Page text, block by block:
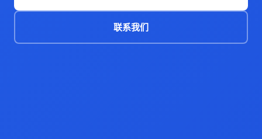
联系我们